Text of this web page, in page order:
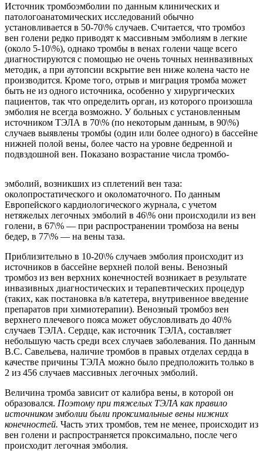
Источник тромбоэмболии по данным клинических и
патологоанатомических исследований обычно
установливается в 50-70\% случаев. Считается, что тромбоз
вен голени редко приводят к массивным эмболиям в легкие
(около 5-10\%), однако тромбы в венах голени чаще всего
диагностируются с помощью не очень точных неинвазивных
методик, а при аутопсии вскрытие вен ниже колена часто не
производится. Кроме того, отрыв и миграция тромба может
быть не из одного источника, особенно у хирургических
пациентов, так что определить орган, из которого произошла
эмболия не всегда возможно. У больных с установленным
источником ТЭЛА в 70\% (по некоторым данным, в 90\%)
случаев выявлены тромбы (один или более одного) в бассейне
нижней полой вены, более часто на уровне бедренной и
подвздошной вен. Показано возрастание числа тромбо-
эмболий, возникших из сплетений вен таза:
околопростатического и околоматочного. По данным
Европейского кардиологического журнала, с учетом
нетяжелых легочных эмболий в 46\% они происходили из вен
голени, в 67\% — при распространении тромбоза на вены
бедер, в 77\% — на вены таза.
Приблизительно в 10-20\% случаев эмболия происходит из
источников в бассейне верхней полой вены. Венозный
тромбоз из вен верхних конечностей возникает в результате
инвазивных диагностических и терапевтических процедур
(таких, как постановка в/в катетера, внутривенное введение
препаратов при химиотерапии). Венозный тромбоз вен
верхнего плечевого пояса может обусловливать до 40\%
случаев ТЭЛА. Сердце, как источник ТЭЛА, составляет
небольшую часть среди всех случаев заболевания. По данным
В.С. Савельева, наличие тромбов в правых отделах сердца в
качестве причины ТЭЛА можно было предположить только в
2 из 456 случаев массивных легочных эмболий.
Величина тромба зависит от калибра вены, в которой он
образовался. Поэтому при тяжелых ТЭЛА как правило
источником эмболии были проксимальные вены нижних
конечностей. Часть этих тромбов, тем не менее, происходит из
вен голени и распространяется проксимально, после чего
происходит легочная эмболия.